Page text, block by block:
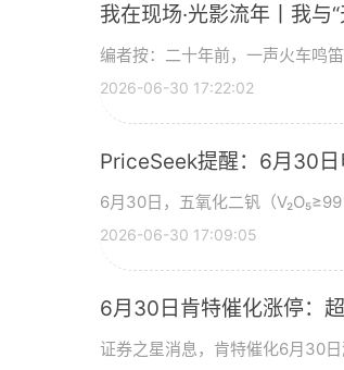
我在现场·光影流年丨我与
编者按：二十年前，一声火车鸣
2026-06-30 17:22:02
PriceSeek提醒：6月30
6月30日，五氧化二钒（
2026-06-30 17:09:05
6月30日肯特催化涨停：
证券之星消息，肯特催化6月30